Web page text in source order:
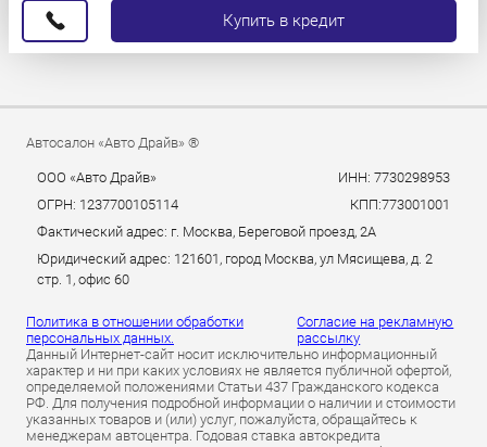
Купить в кредит
Автосалон «Авто Драйв» ®
ООО «Авто Драйв»
ИНН: 7730298953
ОГРН: 1237700105114
КПП:773001001
Фактический адрес: г. Москва, Береговой проезд, 2А
Юридический адрес: 121601, город Москва, ул Мясищева, д. 2
стр. 1, офис 60
Политика в отношении обработки
персональных данных.
Согласие на рекламную
рассылку
Данный Интернет-сайт носит исключительно информационный
характер и ни при каких условиях не является публичной офертой,
определяемой положениями Статьи 437 Гражданского кодекса
РФ. Для получения подробной информации о наличии и стоимости
указанных товаров и (или) услуг, пожалуйста, обращайтесь к
менеджерам автоцентра. Годовая ставка автокредита